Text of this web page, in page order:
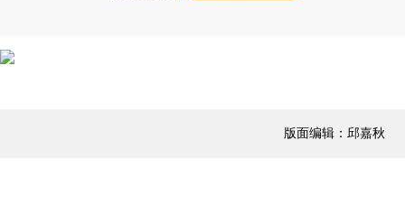
版面编辑：邱嘉秋